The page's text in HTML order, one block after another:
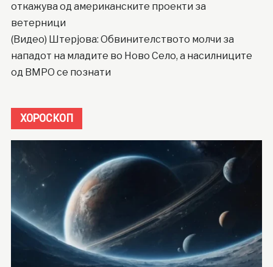
откажува од американските проекти за
ветерници
(Видео) Штерјова: Обвинителството молчи за
нападот на младите во Ново Село, а насилниците
од ВМРО се познати
ХОРОСКОП